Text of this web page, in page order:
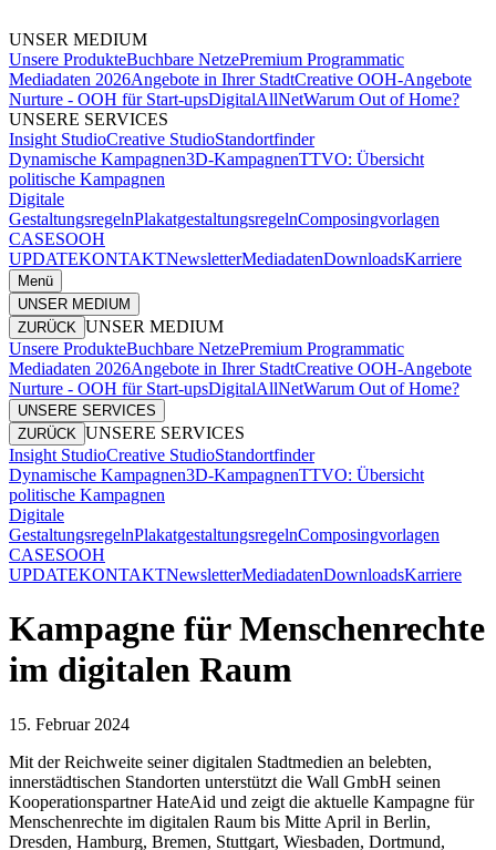
UNSER MEDIUM
Unsere ProdukteBuchbare NetzePremium Programmatic
Mediadaten 2026Angebote in Ihrer StadtCreative OOH-Angebote
Nurture - OOH für Start-upsDigitalAllNetWarum Out of Home?
UNSERE SERVICES
Insight StudioCreative StudioStandortfinder
Dynamische Kampagnen3D-KampagnenTTVO: Übersicht
politische Kampagnen
Digitale
GestaltungsregelnPlakatgestaltungsregelnComposingvorlagen
CASESOOH
UPDATEKONTAKTNewsletterMediadatenDownloadsKarriere
Menü
UNSER MEDIUM
ZURÜCK UNSER MEDIUM
Unsere ProdukteBuchbare NetzePremium Programmatic
Mediadaten 2026Angebote in Ihrer StadtCreative OOH-Angebote
Nurture - OOH für Start-upsDigitalAllNetWarum Out of Home?
UNSERE SERVICES
ZURÜCK UNSERE SERVICES
Insight StudioCreative StudioStandortfinder
Dynamische Kampagnen3D-KampagnenTTVO: Übersicht
politische Kampagnen
Digitale
GestaltungsregelnPlakatgestaltungsregelnComposingvorlagen
CASESOOH
UPDATEKONTAKTNewsletterMediadatenDownloadsKarriere
Kampagne für Menschenrechte
im digitalen Raum
15. Februar 2024
Mit der Reichweite seiner digitalen Stadtmedien an belebten,
innerstädtischen Standorten unterstützt die Wall GmbH seinen
Kooperationspartner HateAid und zeigt die aktuelle Kampagne für
Menschenrechte im digitalen Raum bis Mitte April in Berlin,
Dresden, Hamburg, Bremen, Stuttgart, Wiesbaden, Dortmund,